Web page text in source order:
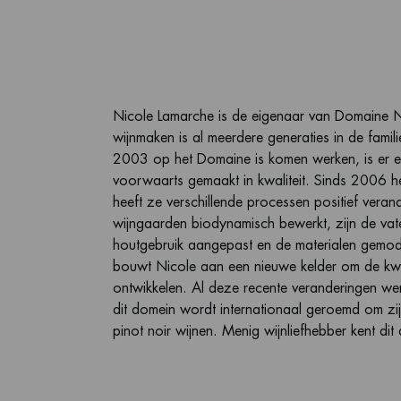
Nicole Lamarche is de eigenaar van Domaine
wijnmaken is al meerdere generaties in de
2003 op het Domaine is komen werken, is er
voorwaarts gemaakt in kwaliteit. Sinds 2006
heeft ze verschillende processen positief
wijngaarden biodynamisch bewerkt, zijn de
houtgebruik aangepast en de materialen
bouwt Nicole aan een nieuwe kelder om de
ontwikkelen. Al deze recente veranderingen
dit domein wordt internationaal geroemd om
pinot noir wijnen. Menig wijnliefhebber kent
cru monopole ‘La Grande Rue’, een